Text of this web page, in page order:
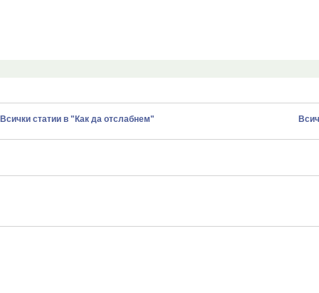
Всички статии в "Как да отслабнем"